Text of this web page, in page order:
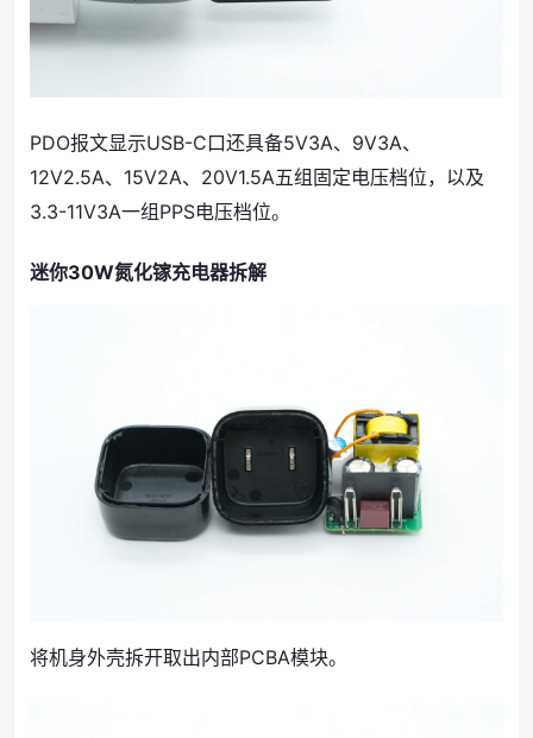
PDO报文显示USB-C口还具备5V3A、9V3A、
12V2.5A、15V2A、20V1.5A五组固定电压档位，以及
3.3-11V3A一组PPS电压档位。
迷你30W氮化镓充电器拆解
将机身外壳拆开取出内部PCBA模块。